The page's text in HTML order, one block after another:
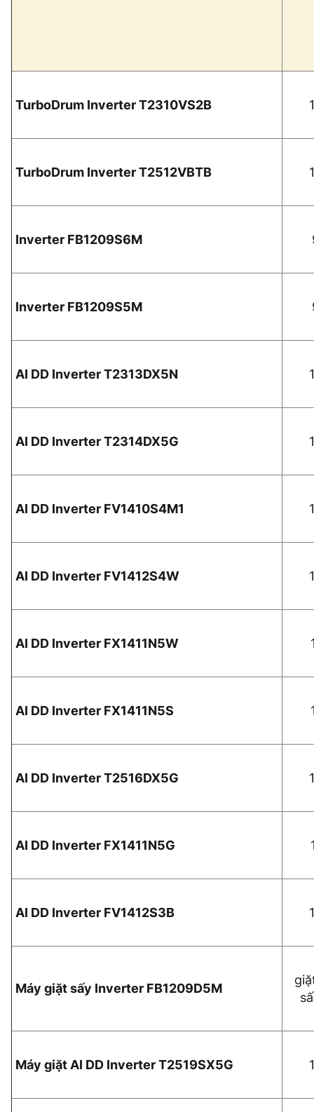
TurboDrum Inverter T2310VS2B
TurboDrum Inverter T2512VBTB
Inverter FB1209S6M
Inverter FB1209S5M
AI DD Inverter T2313DX5N
AI DD Inverter T2314DX5G
AI DD Inverter FV1410S4M1
AI DD Inverter FV1412S4W
AI DD Inverter FX1411N5W
AI DD Inverter FX1411N5S
AI DD Inverter T2516DX5G
AI DD Inverter FX1411N5G
AI DD Inverter FV1412S3B
Máy giặt sấy Inverter FB1209D5M
Máy giặt AI DD Inverter T2519SX5G